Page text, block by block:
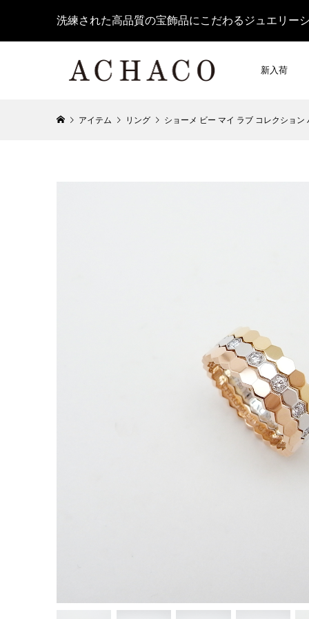
洗練された高品質の宝飾品にこだわるジュエリー
新入荷
アイテム リング ショーメ ビー マイ ラブ コレクショ